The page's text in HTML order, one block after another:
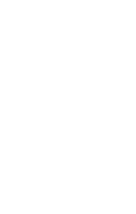
の人